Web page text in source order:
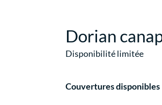
Dorian
Disponibilité limitée
Couvertures disponibles